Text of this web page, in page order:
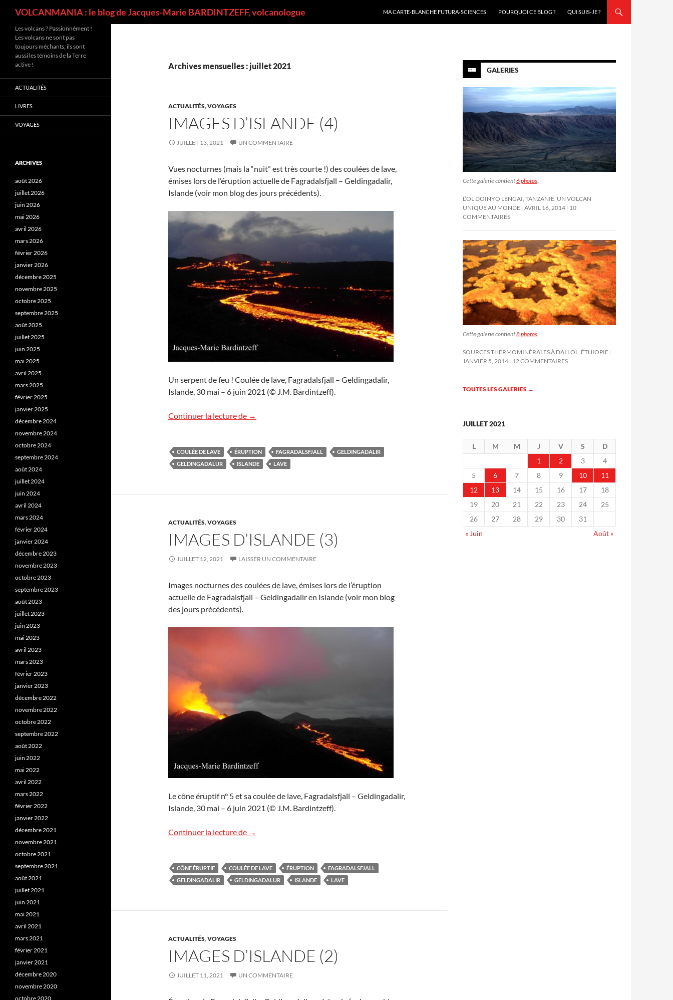
VOLCANMANIA : le blog de Jacques-Marie BARDINTZEFF, volcanologue
MA CARTE-BLANCHE FUTURA-SCIENCES
POURQUOI CE BLOG ? QUI SUIS-JE ?
Archives mensuelles : juillet 2021
ACTUALITÉS,VOYAGES
IMAGES D’ISLANDE (4)
JUILLET 13, 2021 UN COMMENTAIRE
Vues nocturnes (mais la “nuit” est très courte !) des coulées de lave,
émises lors de l’éruption actuelle de Fagradalsfjall – Geldingadalir,
Islande (voir mon blog des jours précédents).
Un serpent de feu ! Coulée de lave, Fagradalsfjall – Geldingadalir,
Islande, 30 mai – 6 juin 2021 (© J.M. Bardintzeff).
Continuer la lecture de Images d’Islande (4)
→
COULÉE DE LAVE ÉRUPTION FAGRADALSFJALL
GELDINGADALIR
GELDINGADALUR
ISLANDE LAVE
ACTUALITÉS,VOYAGES
IMAGES D’ISLANDE (3)
JUILLET 12, 2021 LAISSER UN COMMENTAIRE
Images nocturnes des coulées de lave, émises lors de l’éruption
actuelle de Fagradalsfjall – Geldingadalir en Islande (voir mon blog
des jours précédents).
Le cône éruptif n° 5 et sa coulée de lave, Fagradalsfjall – Geldingadalir,
Islande, 30 mai – 6 juin 2021 (© J.M. Bardintzeff).
Continuer la lecture de Images d’Islande (3)
→
CÔNE ÉRUPTIF COULÉE DE LAVE ÉRUPTION
FAGRADALSFJALL
GELDINGADALIR
GELDINGADALUR ISLANDE LAVE
ACTUALITÉS,VOYAGES
IMAGES D’ISLANDE (2)
JUILLET 11, 2021 UN COMMENTAIRE
GALERIES
Cette galerie contient6 photos.
L’OL DOINYO LENGAI, TANZANIE, UN VOLCAN
UNIQUE AU MONDE AVRIL 16, 2014 10
COMMENTAIRES
Cette galerie contient8 photos
SOURCES THERMOMINÉRALES À DALLOL, ÉTHIOPIE
JANVIER 5, 2014 12 COMMENTAIRES
TOUTES LES GALERIES →
JUILLET 2021
L M M J V S
D
1
2 3
4
5
6 7 8 9 10
11
12
13 14 15 16 17
18
19
20 21 22 23 24
25
26
27 28 29 30
31
« Juin
Août »
Les volcans ? Passionnément !
Les volcans ne sont pas
toujours méchants, ils sont
aussi les témoins de la Terre
active !
ACTUALITÉS
LIVRES
VOYAGES
ARCHIVES
août 2026
juillet 2026
juin 2026
mai 2026
avril 2026
mars 2026
février 2026
janvier 2026
décembre 2025
novembre 2025
octobre 2025
septembre 2025
août 2025
juillet 2025
juin 2025
mai 2025
avril 2025
mars 2025
février 2025
janvier 2025
décembre 2024
novembre 2024
octobre 2024
septembre 2024
août 2024
juillet 2024
juin 2024
avril 2024
mars 2024
février 2024
janvier 2024
décembre 2023
novembre 2023
octobre 2023
septembre 2023
août 2023
juillet 2023
juin 2023
mai 2023
avril 2023
mars 2023
février 2023
janvier 2023
décembre 2022
novembre 2022
octobre 2022
septembre 2022
août 2022
juin 2022
mai 2022
avril 2022
mars 2022
février 2022
janvier 2022
décembre 2021
novembre 2021
octobre 2021
septembre 2021
août 2021
juillet 2021
juin 2021
mai 2021
avril 2021
mars 2021
février 2021
janvier 2021
décembre 2020
novembre 2020
octobre 2020